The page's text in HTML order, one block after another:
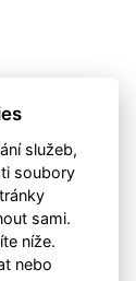
služeb,
soubory
sami.
níže.
nebo